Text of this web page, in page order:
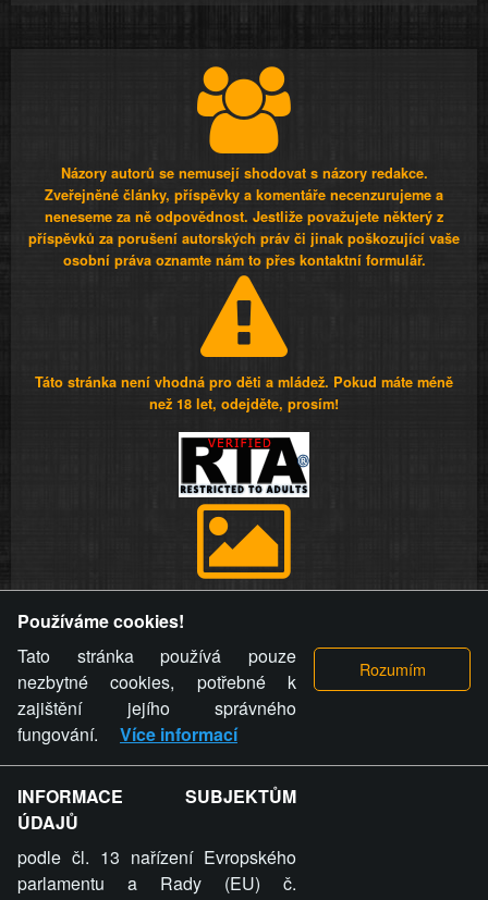
Názory autorů se nemusejí shodovat s názory redakce.
Zveřejněné články, příspěvky a komentáře necenzurujeme a
neneseme za ně odpovědnost. Jestliže považujete některý z
příspěvků za porušení autorských práv či jinak poškozující vaše
osobní práva oznamte nám to přes kontaktní formulář.
Táto stránka není vhodná pro děti a mládež. Pokud máte méně
než 18 let, odejděte, prosím!
videa a komentáře. Osoba, které se toto opatření provozovatele
stránky týče, ani osoba, která umístila fotografii nebo video na
stránku, nemůže z důvodu odstranění fotografie, videa nebo
komentáře pro výše uvedenou okolnost uplatnit vůči
provozovateli stránky žádný nárok na náhradu škody nebo
nemajetkové újmy.
ZVRÁCENÝ.CZ - Svět není zvrácenej. To jen
ty lidi...
Používáme cookies!
Tato stránka používá pouze
nezbytné cookies, potřebné k
zajištění jejího správného
fungování.
Více informací
INFORMACE SUBJEKTŮM
ÚDAJŮ
podle čl. 13 nařízení Evropského
parlamentu a Rady (EU) č.